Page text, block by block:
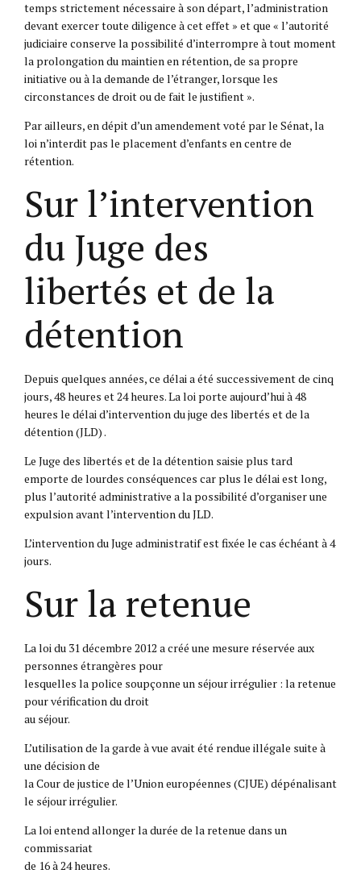
temps strictement nécessaire à son départ, l’administration
devant exercer toute diligence à cet effet » et que « l’autorité
judiciaire conserve la possibilité d’interrompre à tout moment
la prolongation du maintien en rétention, de sa propre
initiative ou à la demande de l’étranger, lorsque les
circonstances de droit ou de fait le justifient ».
Par ailleurs, en dépit d’un amendement voté par le Sénat, la
loi n’interdit pas le placement d’enfants en centre de
rétention.
Sur l’intervention
du Juge des
libertés et de la
détention
Depuis quelques années, ce délai a été successivement de cinq
jours, 48 heures et 24 heures. La loi porte aujourd’hui à 48
heures le délai d’intervention du juge des libertés et de la
détention (JLD) .
Le Juge des libertés et de la détention saisie plus tard
emporte de lourdes conséquences car plus le délai est long,
plus l’autorité administrative a la possibilité d’organiser une
expulsion avant l’intervention du JLD.
L’intervention du Juge administratif est fixée le cas échéant à 4
jours.
Sur la retenue
La loi du 31 décembre 2012 a créé une mesure réservée aux
personnes étrangères pour
lesquelles la police soupçonne un séjour irrégulier : la retenue
pour vérification du droit
au séjour.
L’utilisation de la garde à vue avait été rendue illégale suite à
une décision de
la Cour de justice de l’Union européennes (CJUE) dépénalisant
le séjour irrégulier.
La loi entend allonger la durée de la retenue dans un
commissariat
de 16 à 24 heures.